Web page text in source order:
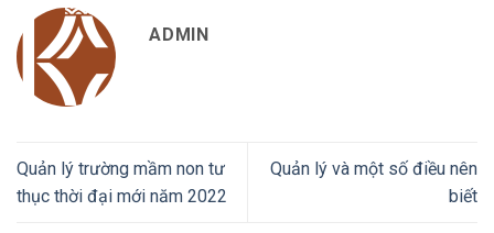
ADMIN
Quản lý trường mầm non tư
thục thời đại mới năm 2022
Quản lý và một số điều nên
biết